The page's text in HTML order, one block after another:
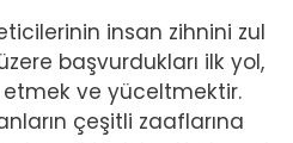
insan zihnini zul
başvurdukları ilk yol,
ve yüceltmektir.
çeşitli zaaflarına